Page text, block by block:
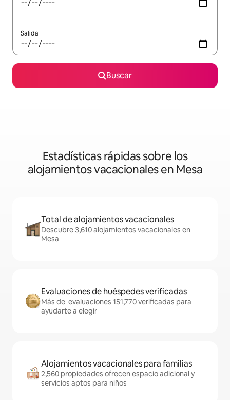
Salida
Buscar
Estadísticas rápidas sobre los
alojamientos vacacionales en Mesa
Total de alojamientos vacacionales
Descubre 3,610 alojamientos vacacionales en
Mesa
Evaluaciones de huéspedes verificadas
Más de evaluaciones 151,770 verificadas para
ayudarte a elegir
Alojamientos vacacionales para familias
2,560 propiedades ofrecen espacio adicional y
servicios aptos para niños